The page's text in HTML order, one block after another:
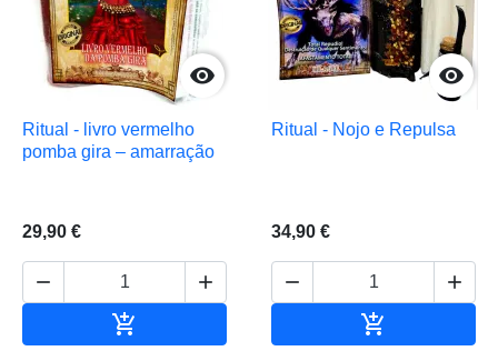

Ritual - livro vermelho
pomba gira – amarração
29,90 €
 


Ritual - Nojo e Repulsa
34,90 €
 
